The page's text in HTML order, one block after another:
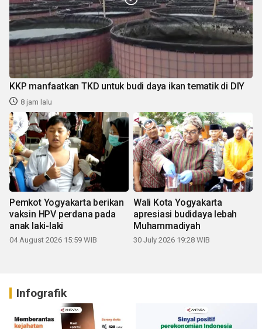
KKP manfaatkan TKD untuk budi daya ikan tematik di DIY
8 jam lalu
Pemkot Yogyakarta berikan
vaksin HPV perdana pada
anak laki-laki
04 August 2026 15:59 WIB
Wali Kota Yogyakarta
apresiasi budidaya lebah
Muhammadiyah
30 July 2026 19:28 WIB
Infografik